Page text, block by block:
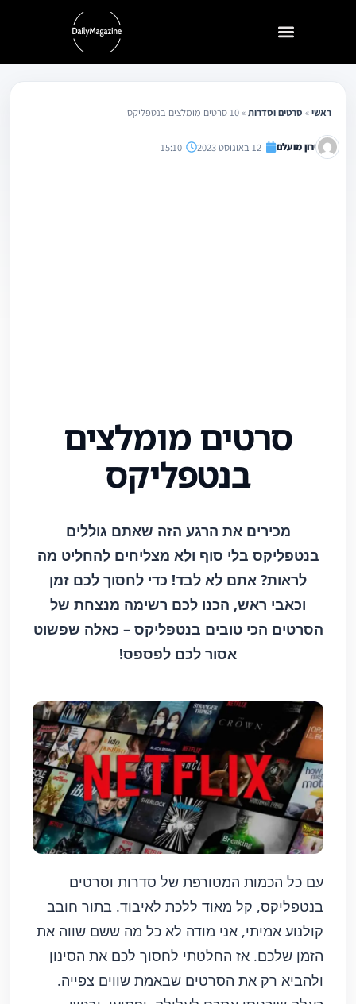
ראשי» סרטים וסדרות»10 סרטים מומלצים בנטפליקס
ירון מועלם 12 באוגוסט 2023 15:10
סרטים מומלצים
בנטפליקס
מכירים את הרגע הזה שאתם גוללים
בנטפליקס בלי סוף ולא מצליחים להחליט מה
לראות? אתם לא לבד! כדי לחסוך לכם זמן
וכאבי ראש, הכנו לכם רשימה מנצחת של
הסרטים הכי טובים בנטפליקס – כאלה שפשוט
אסור לכם לפספס!
עם כל הכמות המטורפת של סדרות וסרטים
בנטפליקס, קל מאוד ללכת לאיבוד. בתור חובב
קולנוע אמיתי, אני מודה לא כל מה ששם שווה את
הזמן שלכם. אז החלטתי לחסוך לכם את הסינון
ולהביא רק את הסרטים שבאמת שווים צפייה.